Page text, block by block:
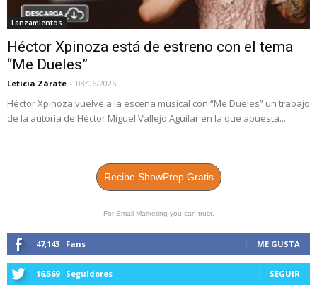
Lanzamientos
Héctor Xpinoza está de estreno con el tema
“Me Dueles”
Leticia Zárate - 08/06/2026
Héctor Xpinoza vuelve a la escena musical con “Me Dueles” un trabajo
de la autoría de Héctor Miguel Vallejo Aguilar en la que apuesta...
Recibe ShowPrep Gratis
For Email Marketing you can trust.
47,143 Fans ME GUSTA
16,569 Seguidores SEGUIR